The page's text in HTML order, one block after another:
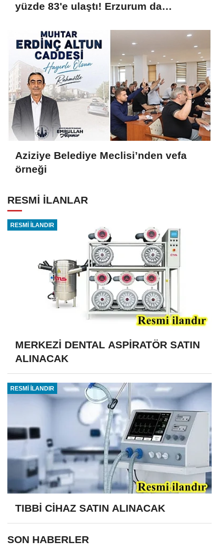
yüzde 83'e ulaştı! Erzurum da
Aziziye Belediye Meclisi’nden vefa
örneği
RESMİ İLANLAR
RESMİ İLANDIR
MERKEZİ DENTAL ASPİRATÖR SATIN
ALINACAK
RESMİ İLANDIR
TIBBİ CİHAZ SATIN ALINACAK
SON HABERLER